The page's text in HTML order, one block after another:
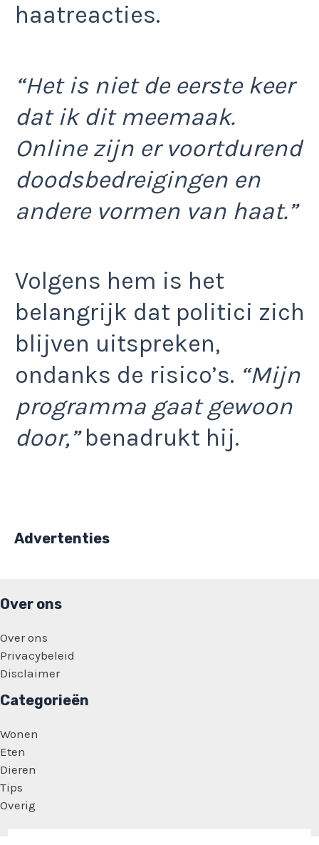
haatreacties.
“Het is niet de eerste keer
dat ik dit meemaak.
Online zijn er voortdurend
doodsbedreigingen en
andere vormen van haat.”
Volgens hem is het
belangrijk dat politici zich
blijven uitspreken,
ondanks de risico’s. “Mijn
programma gaat gewoon
door,”benadrukt hij.
Advertenties
Over ons
Over ons
Privacybeleid
Disclaimer
Categorieën
Wonen
Eten
Dieren
Tips
Overig